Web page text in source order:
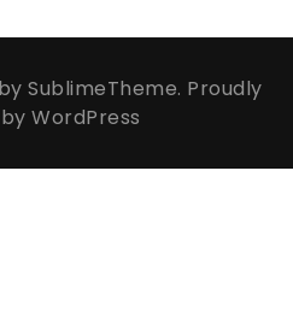
SublimeTheme. Proudly
WordPress